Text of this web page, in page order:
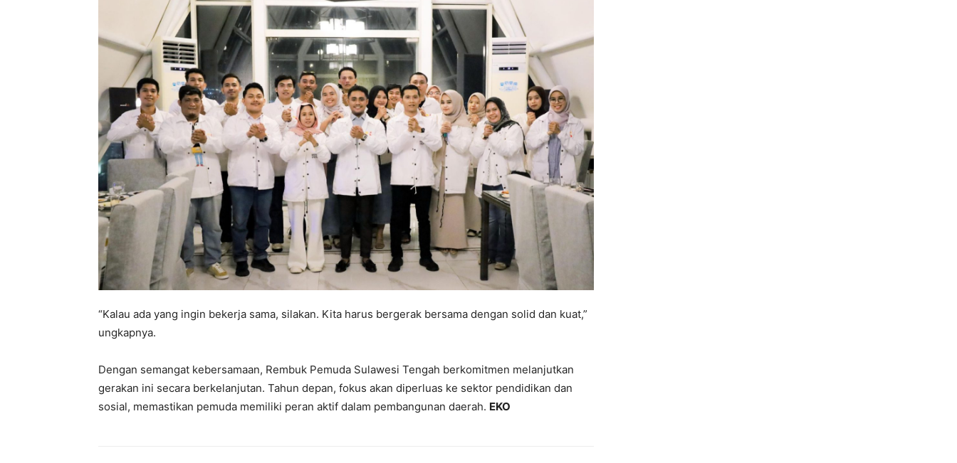
“Kalau ada yang ingin bekerja sama, silakan. Kita harus bergerak bersama dengan solid dan kuat,”
ungkapnya.
Dengan semangat kebersamaan, Rembuk Pemuda Sulawesi Tengah berkomitmen melanjutkan
gerakan ini secara berkelanjutan. Tahun depan, fokus akan diperluas ke sektor pendidikan dan
sosial, memastikan pemuda memiliki peran aktif dalam pembangunan daerah. EKO